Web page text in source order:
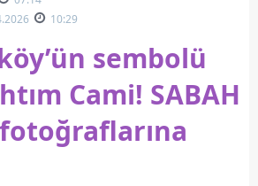
10:29
sembolü
Cami! SABAH